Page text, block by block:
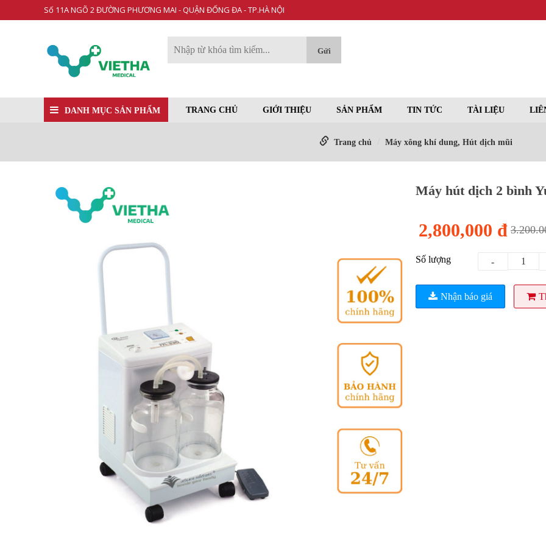
Số 11A NGÕ 2 ĐƯỜNG PHƯƠNG MAI - QUẬN ĐỐNG ĐA - TP.HÀ NỘI
DANH MỤC SẢN PHẨM TRANG CHỦ GIỚI THIỆU SẢN PHẨM TIN TỨC TÀI LIỆU
Trang chủ Máy xông khí dung, Hút dịch mũi
Máy hút dịch 2 bình
2,800,000 đ
Số lượng -
Nhận báo giá